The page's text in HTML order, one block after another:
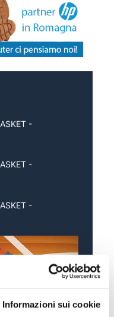
Informazioni sui cookie
-
-
-